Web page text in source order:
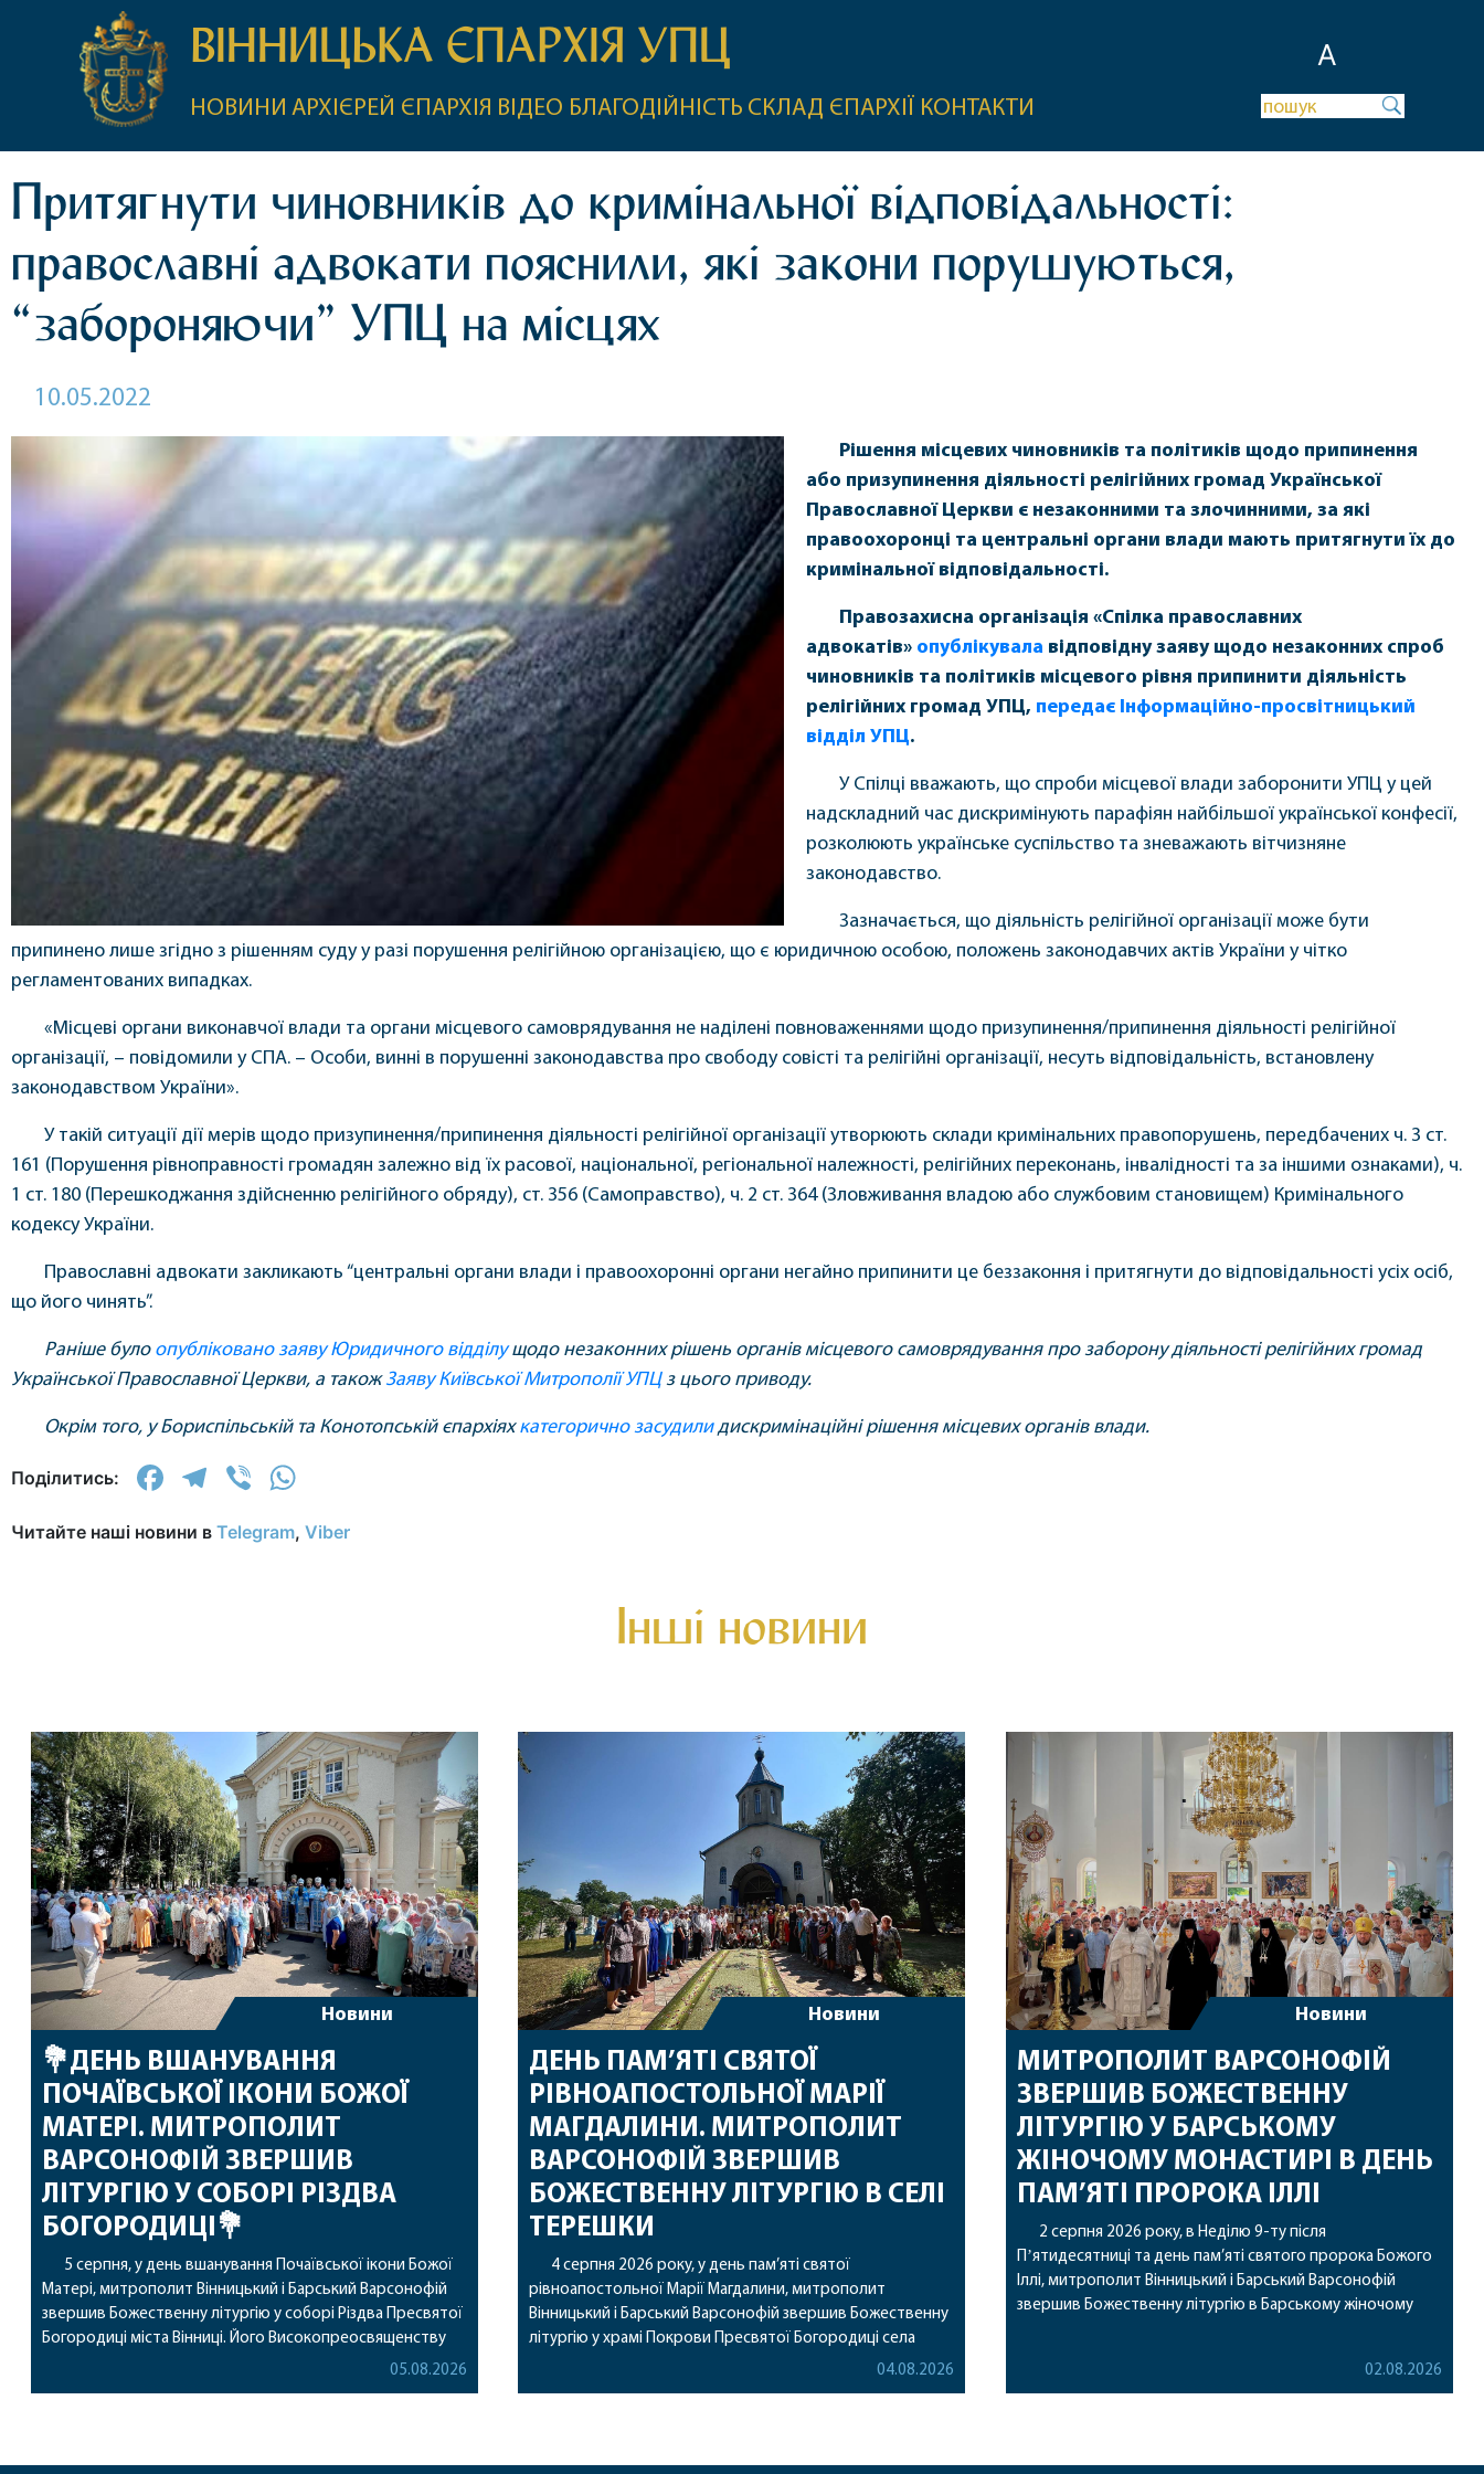
A
ВІННИЦЬКА ЄПАРХІЯ УПЦ
НОВИНИ АРХІЄРЕЙ ЄПАРХІЯ ВІДЕО БЛАГОДІЙНІСТЬ СКЛАД ЄПАРХІЇ КОНТАКТИ
Притягнути чиновників до кримінальної відповідальності:
православні адвокати пояснили, які закони порушуються,
“забороняючи” УПЦ на місцях
10.05.2022
Рішення місцевих чиновників та політиків щодо припинення
або призупинення діяльності релігійних громад Української
Православної Церкви є незаконними та злочинними, за які
правоохоронці та центральні органи влади мають притягнути їх до
кримінальної відповідальності.
Правозахисна організація «Спілка православних
адвокатів» опублікувала відповідну заяву щодо незаконних спроб
чиновників та політиків місцевого рівня припинити діяльність
релігійних громад УПЦ, передає Інформаційно-просвітницький
відділ УПЦ.
У Спілці вважають, що спроби місцевої влади заборонити УПЦ у цей
надскладний час дискримінують парафіян найбільшої української конфесії,
розколюють українське суспільство та зневажають вітчизняне
законодавство.
Зазначається, що діяльність релігійної організації може бути
припинено лише згідно з рішенням суду у разі порушення релігійною організацією, що є юридичною особою, положень законодавчих актів України у чітко
регламентованих випадках.
«Місцеві органи виконавчої влади та органи місцевого самоврядування не наділені повноваженнями щодо призупинення/припинення діяльності релігійної
організації, – повідомили у СПА. – Особи, винні в порушенні законодавства про свободу совісті та релігійні організації, несуть відповідальність, встановлену
законодавством України».
У такій ситуації дії мерів щодо призупинення/припинення діяльності релігійної організації утворюють склади кримінальних правопорушень, передбачених ч. 3 ст.
161 (Порушення рівноправності громадян залежно від їх расової, національної, регіональної належності, релігійних переконань, інвалідності та за іншими ознаками), ч.
1 ст. 180 (Перешкоджання здійсненню релігійного обряду), ст. 356 (Самоправство), ч. 2 ст. 364 (Зловживання владою або службовим становищем) Кримінального
кодексу України.
Православні адвокати закликають “центральні органи влади і правоохоронні органи негайно припинити це беззаконня і притягнути до відповідальності усіх осіб,
що його чинять”.
Раніше було опубліковано заяву Юридичного відділущодо незаконних рішень органів місцевого самоврядування про заборону діяльності релігійних громад
Української Православної Церкви, а такожЗаяву Київської Митрополії УПЦз цього приводу.
Окрім того, у Бориспільській та Конотопській єпархіяхкатегорично засудилидискримінаційні рішення місцевих органів влади.
Поділитись: Facebook
Telegram
Viber
Читайте наші новини в Telegram, Viber
Інші новини
Новини
💐ДЕНЬ ВШАНУВАННЯ
ПОЧАЇВСЬКОЇ ІКОНИ БОЖОЇ
МАТЕРІ. МИТРОПОЛИТ
ВАРСОНОФІЙ ЗВЕРШИВ
ЛІТУРГІЮ У СОБОРІ РІЗДВА
БОГОРОДИЦІ💐
5 серпня, у день вшанування Почаївської ікони Божої
Матері, митрополит Вінницький і Барський Варсонофій
звершив Божественну літургію у соборі Різдва Пресвятої
Богородиці міста Вінниці. Його Високопреосвященству
співслужили секретар, духівник, благочинні, духовенство
05.08.2026
Новини
ДЕНЬ ПАМ’ЯТІ СВЯТОЇ
РІВНОАПОСТОЛЬНОЇ МАРІЇ
МАГДАЛИНИ. МИТРОПОЛИТ
ВАРСОНОФІЙ ЗВЕРШИВ
БОЖЕСТВЕННУ ЛІТУРГІЮ В СЕЛІ
ТЕРЕШКИ
4 серпня 2026 року, у день пам’яті святої
рівноапостольної Марії Магдалини, митрополит
Вінницький і Барський Варсонофій звершив Божественну
літургію у храмі Покрови Пресвятої Богородиці села
Терешки Барського благочиння. Перед початком04.08.2026
Новини
МИТРОПОЛИТ ВАРСОНОФІЙ
ЗВЕРШИВ БОЖЕСТВЕННУ
ЛІТУРГІЮ У БАРСЬКОМУ
ЖІНОЧОМУ МОНАСТИРІ В ДЕНЬ
ПАМ’ЯТІ ПРОРОКА ІЛЛІ
2 серпня 2026 року, в Неділю 9-ту після
Пʼятидесятниці та день пам’яті святого пророка Божого
Іллі, митрополит Вінницький і Барський Варсонофій
звершив Божественну літургію в Барському жіночому
рівноапостольної Марії Магдалини з часткою її святих
02.08.2026